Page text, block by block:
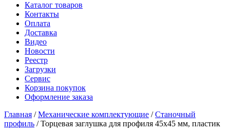
Каталог товаров
Контакты
Оплата
Доставка
Видео
Новости
Реестр
Загрузки
Сервис
Корзина покупок
Оформление заказа
Главная /Механические комплектующие /Станочный
профиль / Торцевая заглушка для профиля 45x45 мм, пластик